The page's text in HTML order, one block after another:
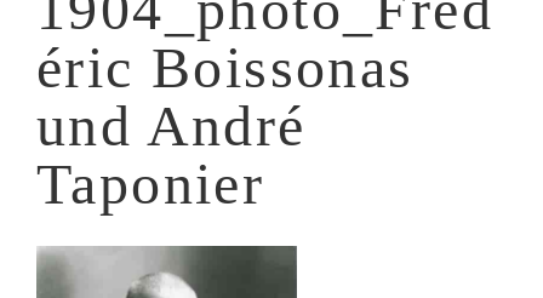
éric Boissonas
und André
Taponier